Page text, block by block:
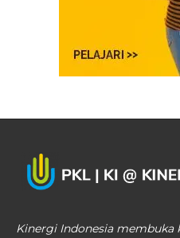
Kinergi Indonesia membuka